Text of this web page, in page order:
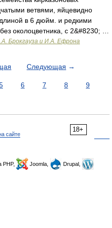
ветвями, яйцевидно
в 6 дюйм. и редкими
околоцветника, с 2&#8230; …
Брокгауза и И.А. Ефрона
Следующая →
6 7 8
9
18+
сайте
PHP, Joomla,
Drupal,